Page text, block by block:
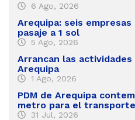
6 Ago, 2026
Arequipa: seis
pasaje a 1 sol
5 Ago, 2026
Arrancan las
Arequipa
1 Ago, 2026
PDM de Arequipa
metro para el transporte
31 Jul, 2026